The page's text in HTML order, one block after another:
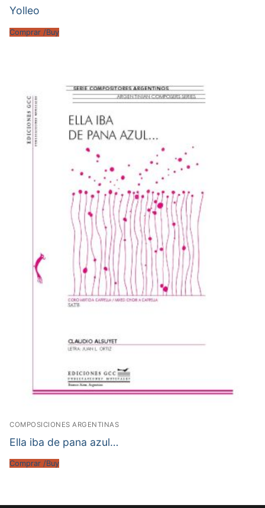
Yolleo
Comprar /Buy
COMPOSICIONES ARGENTINAS
Ella iba de pana azul…
Comprar /Buy